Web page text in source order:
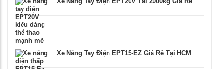
Xe Nâng Tay Điện EPT15-EZ Giá Rẻ Tại HCM